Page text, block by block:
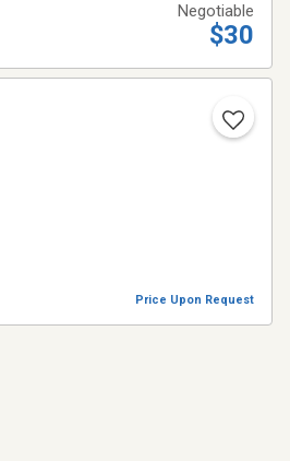
Negotiable
$30
Price Upon Request